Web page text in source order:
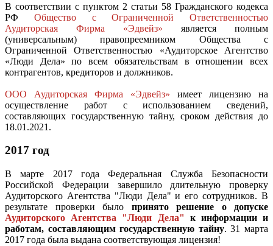
В соответствии с пунктом 2 статьи 58 Гражданского кодекса
РФ Общество с Ограниченной Ответственностью
Аудиторская Фирма «Эдвейз» является полным
(универсальным) правопреемником Общества с
Ограниченной Ответственностью «Аудиторское Агентство
«Люди Дела» по всем обязательствам в отношении всех
контрагентов, кредиторов и должников.
ООО Аудиторская Фирма «Эдвейз» имеет лицензию на
осуществление работ с использованием сведений,
составляющих государственную тайну, сроком действия до
18.01.2021.
2017 год
В марте 2017 года Федеральная Служба Безопасности
Российской Федерации завершило длительную проверку
Аудиторского Агентства "Люди Дела" и его сотрудников. В
результате проверки было принято решение о допуске
Аудиторского Агентства "Люди Дела" к информации и
работам, составляющим государственную тайну. 31 марта
2017 года была выдана соответствующая лицензия!